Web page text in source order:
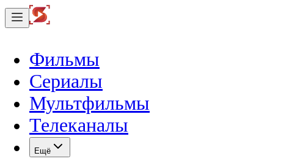
Фильмы
Сериалы
Мультфильмы
Телеканалы
Eщё